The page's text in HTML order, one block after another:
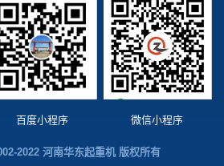
百度小程序 微信小程序
2022 河南华东起重机 版权所有